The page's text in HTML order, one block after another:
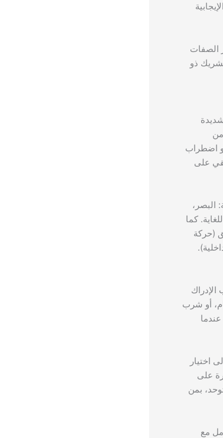
الصفات
ذو
اضطراب
على
البصر،
كما
(حركة
الحمام، أو شرب
اختيار
على
بمن
مع